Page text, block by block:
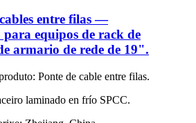
entre filas —
para equipos de rack de
armario de rede de 19".
Ponte de cable entre filas.
laminado en frío SPCC.